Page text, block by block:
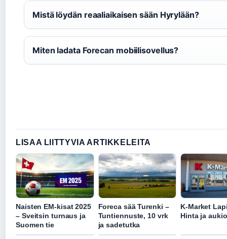
Mistä löydän reaaliaikaisen sään Hyrylään?
Miten ladata Forecan mobiilisovellus?
LISAA LIITTYVIA ARTIKKELEITA
Naisten EM-kisat 2025
– Sveitsin turnaus ja
Suomen tie
Foreca sää Turenki –
Tuntiennuste, 10 vrk
ja sadetutka
K-Market
Hinta ja